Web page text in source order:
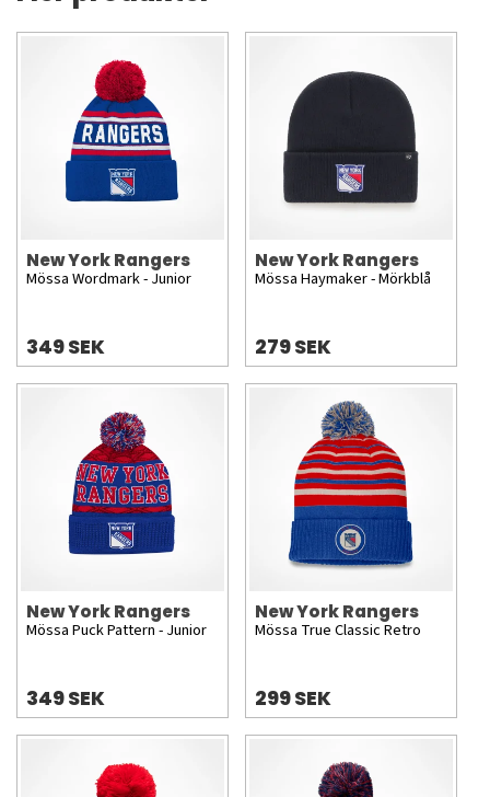
New York Rangers
Mössa Wordmark - Junior
349 SEK
New York Rangers
Mössa Haymaker - Mörkblå
279 SEK
New York Rangers
Mössa Puck Pattern - Junior
349 SEK
New York Rangers
Mössa True Classic Retro
299 SEK